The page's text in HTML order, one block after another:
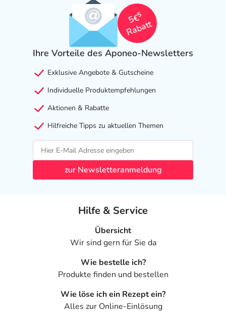
5€
5
Rabatt
Ihre Vorteile des Aponeo-Newsletters
Exklusive Angebote & Gutscheine
Individuelle Produktempfehlungen
Aktionen & Rabatte
Hilfreiche Tipps zu aktuellen Themen
zur Newsletteranmeldung
Hilfe & Service
Übersicht
Wir sind gern für Sie da
Wie bestelle ich?
Produkte finden und bestellen
Wie löse ich ein Rezept ein?
Alles zur Online-Einlösung